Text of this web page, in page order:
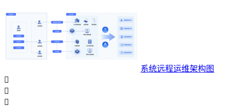
系统远程运维架构图


